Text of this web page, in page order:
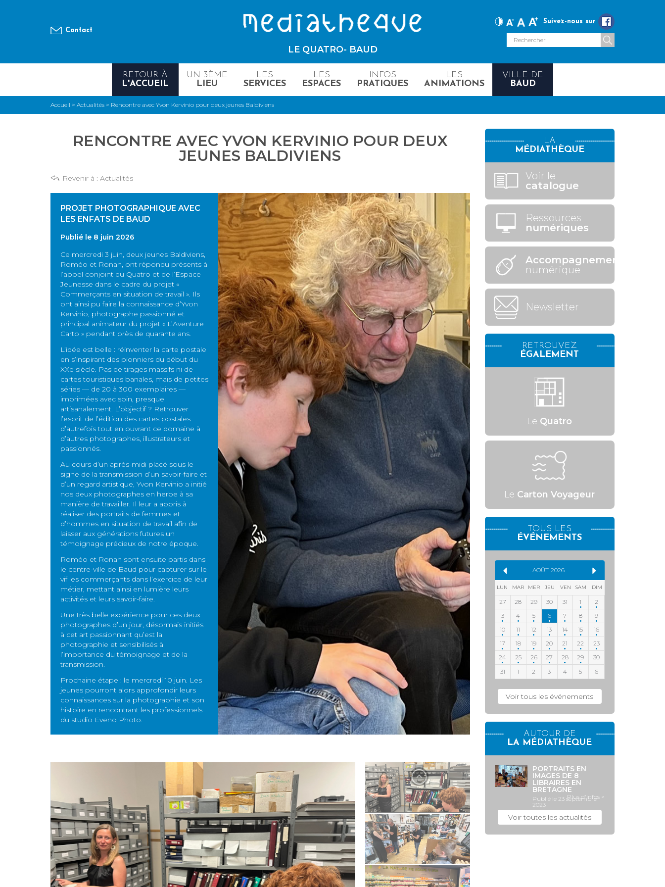
Contact
LE QUATRO- BAUD
Suivez-nous sur
RETOUR À
L'ACCUEIL
UN 3ÈME
LIEU
LES
SERVICES
LES
ESPACES
INFOS
PRATIQUES
LES
ANIMATIONS
VILLE DE
BAUD
Accueil > Actualités > Rencontre avec Yvon Kervinio pour deux jeunes Baldiviens
RENCONTRE AVEC YVON KERVINIO POUR DEUX
JEUNES BALDIVIENS
Revenir à : Actualités
PROJET PHOTOGRAPHIQUE AVEC
LES ENFATS DE BAUD
Publié le 8 juin 2026
Ce mercredi 3 juin, deux jeunes Baldiviens,
Roméo et Ronan, ont répondu présents à
l’appel conjoint du Quatro et de l’Espace
Jeunesse dans le cadre du projet «
Commerçants en situation de travail ». Ils
ont ainsi pu faire la connaissance d’Yvon
Kervinio, photographe passionné et
principal animateur du projet « L’Aventure
Carto » pendant près de quarante ans.
L’idée est belle : réinventer la carte postale
en s’inspirant des pionniers du début du
XXe siècle. Pas de tirages massifs ni de
cartes touristiques banales, mais de petites
séries — de 20 à 300 exemplaires —
imprimées avec soin, presque
artisanalement. L’objectif ? Retrouver
l’esprit de l’édition des cartes postales
d’autrefois tout en ouvrant ce domaine à
d’autres photographes, illustrateurs et
passionnés.
Au cours d’un après-midi placé sous le
signe de la transmission d’un savoir-faire et
d’un regard artistique, Yvon Kervinio a initié
nos deux photographes en herbe à sa
manière de travailler. Il leur a appris à
réaliser des portraits de femmes et
d’hommes en situation de travail afin de
laisser aux générations futures un
témoignage précieux de notre époque.
Roméo et Ronan sont ensuite partis dans
le centre-ville de Baud pour capturer sur le
vif les commerçants dans l’exercice de leur
métier, mettant ainsi en lumière leurs
activités et leurs savoir-faire.
Une très belle expérience pour ces deux
photographes d’un jour, désormais initiés
à cet art passionnant qu’est la
photographie et sensibilisés à
l’importance du témoignage et de la
transmission.
Prochaine étape : le mercredi 10 juin. Les
jeunes pourront alors approfondir leurs
connaissances sur la photographie et son
histoire en rencontrant les professionnels
du studio Eveno Photo.
LA
MÉDIATHÈQUE
Voir le
catalogue
Ressources
numériques
Accompagnement
numérique
Newsletter
RETROUVEZ
ÉGALEMENT
Le Quatro
Le Carton Voyageur
TOUS LES
ÉVÉNEMENTS
AOÛT 2026
LUN MAR MER JEU VEN SAM DIM
27 28 29 30 31 1
2
3
4 5 6 7 8
9
10
11 12 13 14 15
16
17
18 19 20 21 22
23
24
25 26 27 28 29
30
31
1 2 3 4 5 6
Voir tous les événements
AUTOUR DE
LA MÉDIATHÈQUE
PORTRAITS EN
IMAGES DE 8
LIBRAIRES EN
BRETAGNE
Publié le 23 septembre
2023
Plus d'infos >
Voir toutes les actualités